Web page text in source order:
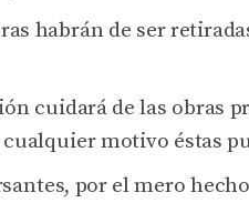
habrán de ser
cuidará de las obras
cualquier motivo éstas
por el mero